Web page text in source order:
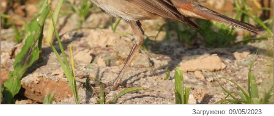
Загружено: 09/05/2023